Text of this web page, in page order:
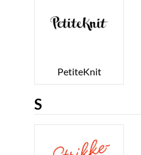
PetiteKnit
S